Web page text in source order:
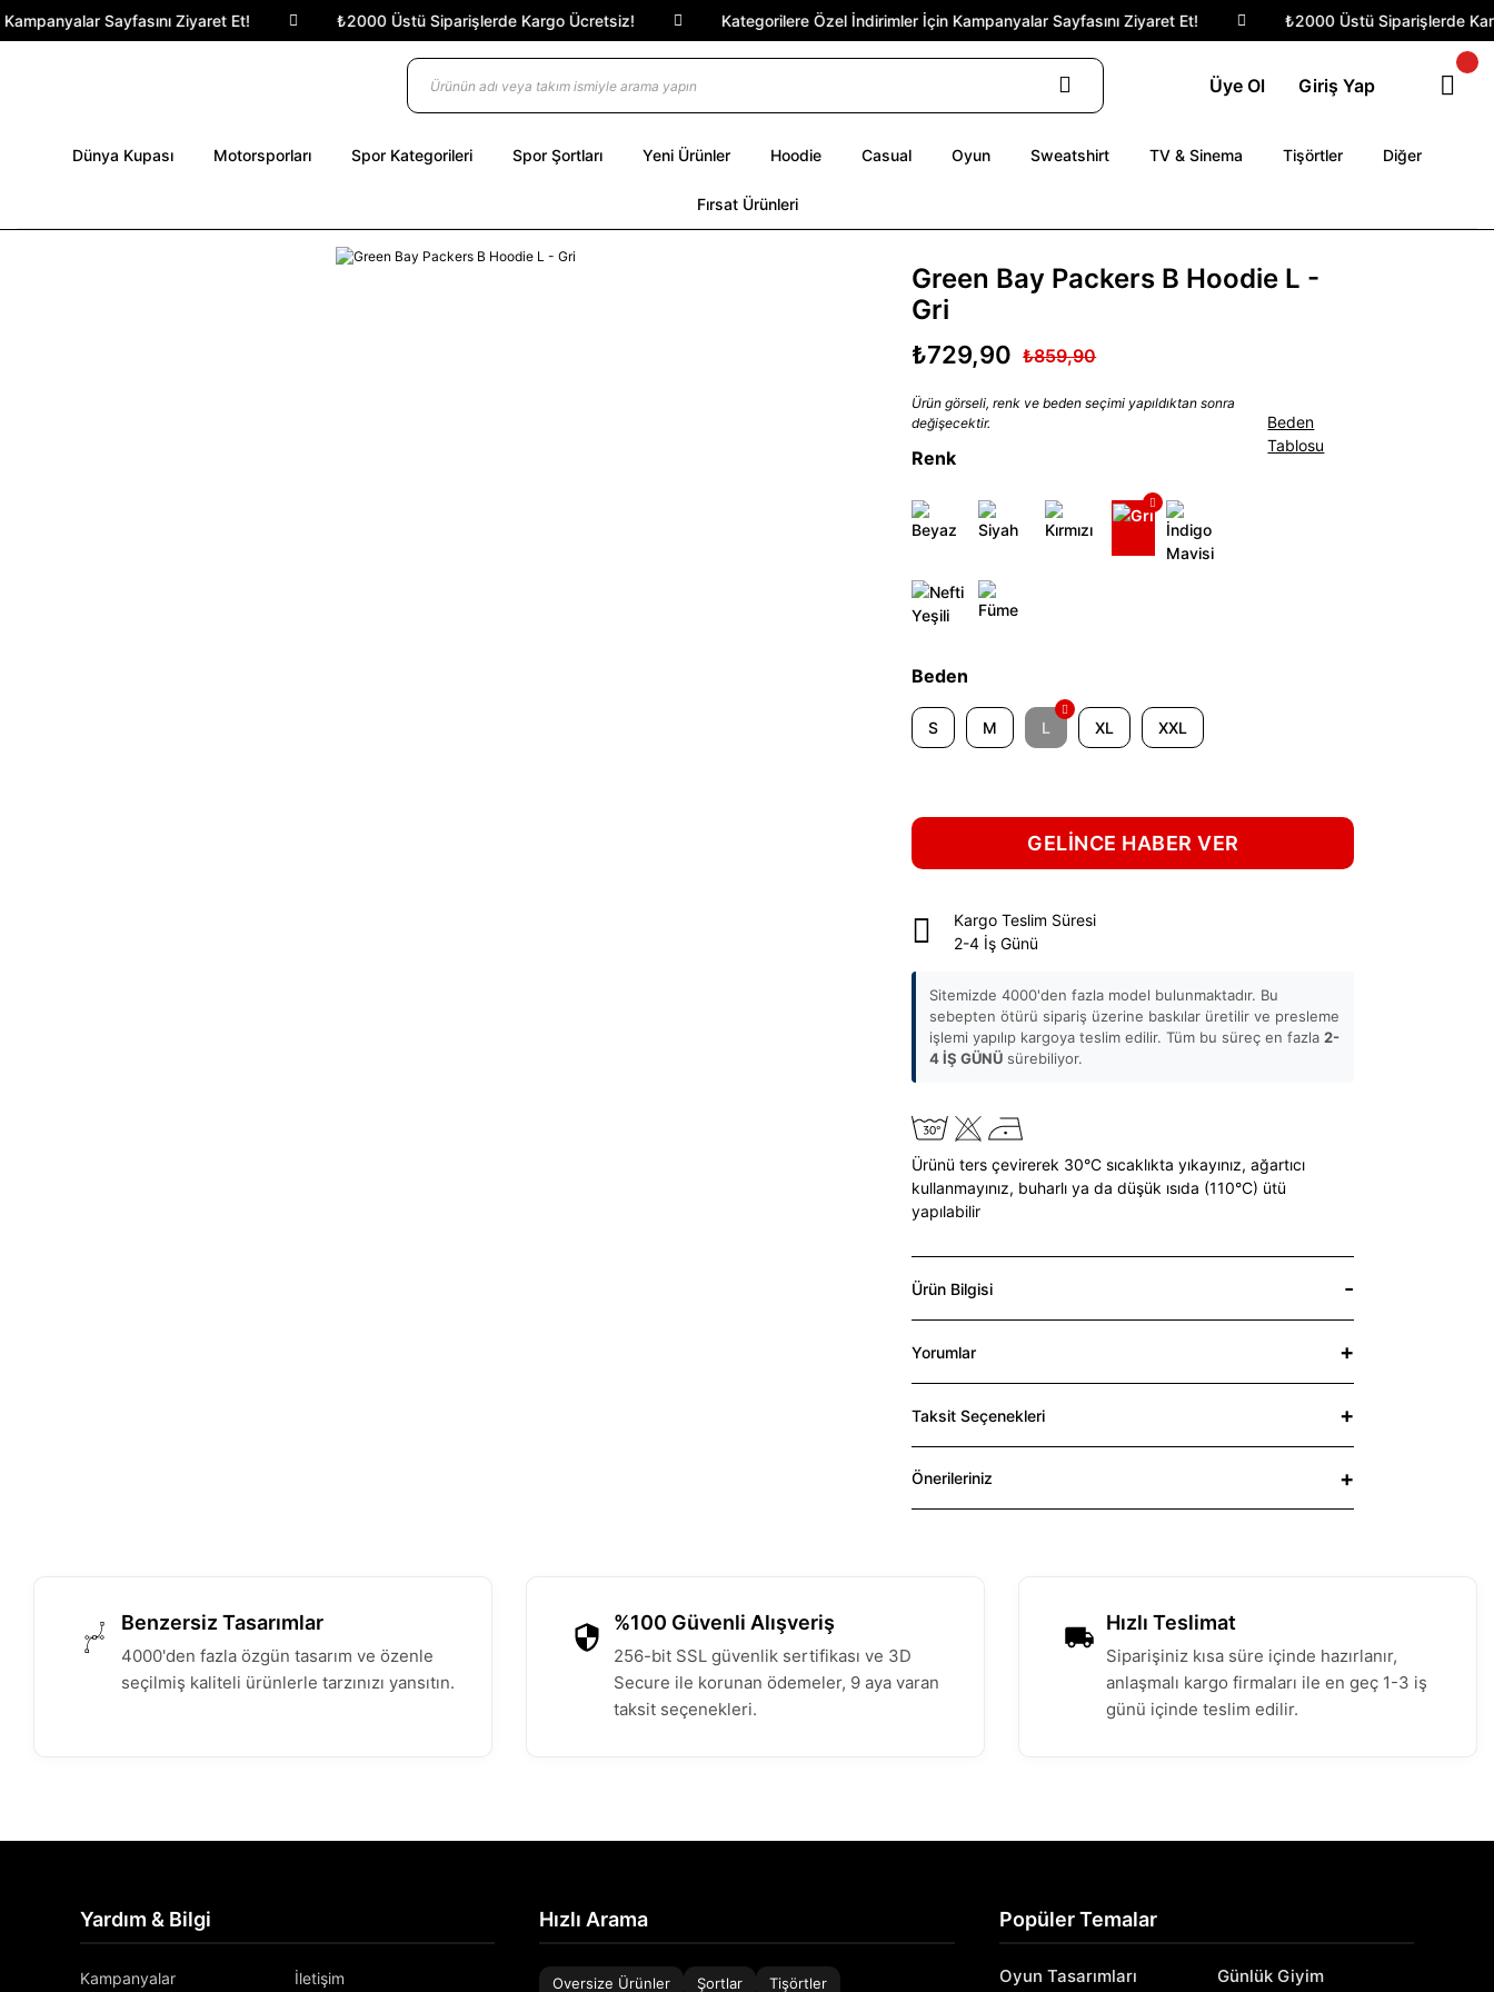
Sayfasını Ziyaret Et! ₺2000 Üstü Siparişlerde Kargo Ücretsiz! Kategorilere Özel İndirimler İçin Kampanyalar Sayfasını Ziyaret Et! ₺2000 Üstü Siparişlerde
Üye Ol Giriş Yap
Dünya Kupası Motorsporları Spor Kategorileri Spor Şortları Yeni Ürünler Hoodie Casual Oyun Sweatshirt TV & Sinema Tişörtler Diğer
Fırsat Ürünleri
Green Bay Packers B Hoodie L -
Gri
₺729,90 ₺859,90
Ürün görseli, renk ve beden seçimi yapıldıktan sonra
değişecektir.
Renk
Beden
S M L XL XXL
Beden
Tablosu
GELİNCE HABER VER
Kargo Teslim Süresi
2-4 İş Günü
Sitemizde 4000'den fazla model bulunmaktadır. Bu
sebepten ötürü sipariş üzerine baskılar üretilir ve presleme
işlemi yapılıp kargoya teslim edilir. Tüm bu süreç en fazla2-
4 İŞ GÜNÜ sürebiliyor.
Ürünü ters çevirerek 30°C sıcaklıkta yıkayınız, ağartıcı
kullanmayınız, buharlı ya da düşük ısıda (110°C) ütü
yapılabilir
Ürün Bilgisi
Yorumlar
Taksit Seçenekleri
Önerileriniz
Benzersiz Tasarımlar
4000'den fazla özgün tasarım ve özenle
seçilmiş kaliteli ürünlerle tarzınızı yansıtın.
%100 Güvenli Alışveriş
256-bit SSL güvenlik sertifikası ve 3D
Secure ile korunan ödemeler, 9 aya varan
taksit seçenekleri.
Hızlı Teslimat
Siparişiniz kısa süre içinde hazırlanır,
anlaşmalı kargo firmaları ile en geç 1-3 iş
günü içinde teslim edilir.
Yardım & Bilgi
Kampanyalar İletişim
Hızlı Arama
Oversize Ürünler Şortlar Tişörtler
Popüler Temalar
Oyun Tasarımları Günlük Giyim